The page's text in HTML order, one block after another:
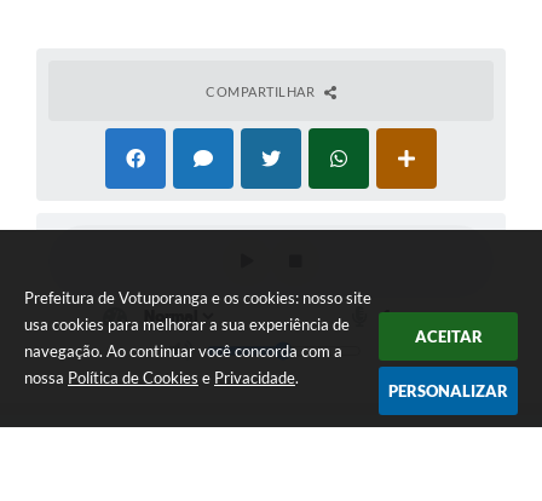
Prefeitura de Votuporanga e os cookies: nosso site
usa cookies para melhorar a sua experiência de
navegação. Ao continuar você concorda com a
nossa Política de Cookies e Privacidade.
ACEITAR
PERSONALIZAR
COMPARTILHAR